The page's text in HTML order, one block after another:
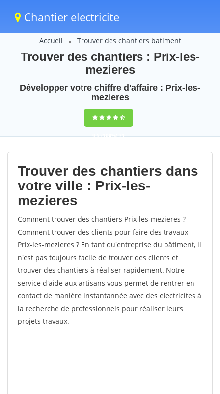
Chantier electricite
Accueil Trouver des chantiers batiment
Trouver des chantiers : Prix-les-
mezieres
Développer votre chiffre d'affaire : Prix-les-
mezieres
9,5(100%)71
votes
Trouver des chantiers dans
votre ville : Prix-les-
mezieres
Comment trouver des chantiers Prix-les-mezieres ?
Comment trouver des clients pour faire des travaux
Prix-les-mezieres ? En tant qu'entreprise du bâtiment, il
n'est pas toujours facile de trouver des clients et
trouver des chantiers à réaliser rapidement. Notre
service d'aide aux artisans vous permet de rentrer en
contact de manière instantannée avec des electricites à
la recherche de professionnels pour réaliser leurs
projets travaux.